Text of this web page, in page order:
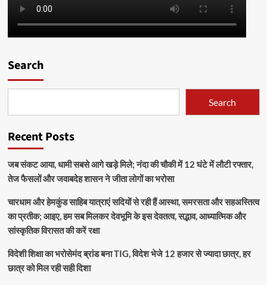
Search
Search
Recent Posts
जब संकट आया, धामी सबसे आगे खड़े मिले; नंदा की चौकी में 12 घंटे में लौटी रफ्तार,
तेज फैसलों और जवाबदेह शासन ने जीता लोगों का भरोसा
चारधाम और हेमकुंड साहिब यात्राएं सदियों से रही हैं आस्था, समरसता और सहअस्तित्व
का प्रतीक; आइए, हम सब मिलकर देवभूमि के इस देवतत्व, सद्भाव, आध्यात्मिक और
सांस्कृतिक विरासत की करें रक्षा
विदेशी शिक्षा का भरोसेमंद ब्रांड बना TIG, विदेश भेजे 12 हजार से ज्यादा छात्र, हर
छात्र को मिल रही सही दिशा